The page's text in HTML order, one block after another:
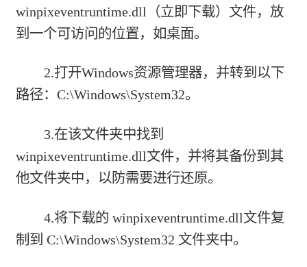
winpixeventruntime.dll（立即下载） 文件，放
到一个可访问的位置，如桌面。
2.打开Windows资源管理器，并转到以下
路径：C:\Windows\System32。
3.在该文件夹中找到
winpixeventruntime.dll文件，并将其备份到其
他文件夹中，以防需要进行还原。
4.将下载的 winpixeventruntime.dll文件复
制到 C:\Windows\System32 文件夹中。